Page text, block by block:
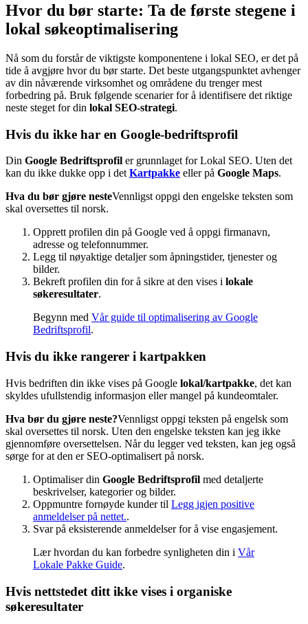
Hvor du bør starte: Ta de første stegene i
lokal søkeoptimalisering
Nå som du forstår de viktigste komponentene i lokal SEO, er det på
tide å avgjøre hvor du bør starte. Det beste utgangspunktet avhenger
av din nåværende virksomhet og områdene du trenger mest
forbedring på. Bruk følgende scenarier for å identifisere det riktige
neste steget for din lokal SEO-strategi.
Hvis du ikke har en Google-bedriftsprofil
Din Google Bedriftsprofil er grunnlaget for Lokal SEO. Uten det
kan du ikke dukke opp i detKartpakke eller på Google Maps.
Hva du bør gjøre nesteVennligst oppgi den engelske teksten som
skal oversettes til norsk.
Opprett profilen din på Google ved å oppgi firmanavn,
adresse og telefonnummer.
Legg til nøyaktige detaljer som åpningstider, tjenester og
bilder.
Bekreft profilen din for å sikre at den vises i lokale
søkeresultater.
Begynn med Vår guide til optimalisering av Google
Bedriftsprofil.
Hvis du ikke rangerer i kartpakken
Hvis bedriften din ikke vises på Google lokal/kartpakke, det kan
skyldes ufullstendig informasjon eller mangel på kundeomtaler.
Hva bør du gjøre neste?Vennligst oppgi teksten på engelsk som
skal oversettes til norsk. Uten den engelske teksten kan jeg ikke
gjennomføre oversettelsen. Når du legger ved teksten, kan jeg også
sørge for at den er SEO-optimalisert på norsk.
Optimaliser din Google Bedriftsprofil med detaljerte
beskrivelser, kategorier og bilder.
Oppmuntre fornøyde kunder til Legg igjen positive
anmeldelser på nettet..
Svar på eksisterende anmeldelser for å vise engasjement.
Lær hvordan du kan forbedre synligheten din i Vår
Lokale Pakke Guide.
Hvis nettstedet ditt ikke vises i organiske
søkeresultater